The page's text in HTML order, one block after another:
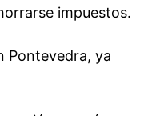
impuestos.
Pontevedra, ya